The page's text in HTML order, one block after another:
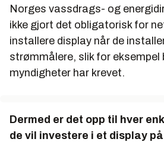
Norges vassdrags- og
ikke gjort det obligatorisk for
installere display når de
strømmålere, slik for eksempel
myndigheter har krevet.
Dermed er det opp til hver
de vil investere i et display